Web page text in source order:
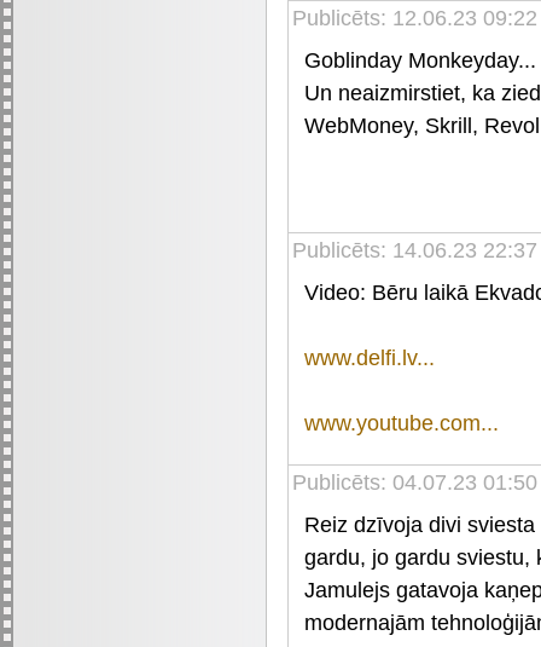
Publicēts: 12.06.23 09:22
Goblinday Monkeyday...
Un neaizmirstiet, ka
WebMoney, Skrill,
Publicēts: 14.06.23 22:37
Video: Bēru laikā
www.delfi.lv...
www.youtube.com...
Publicēts: 04.07.23 01:50
Reiz dzīvoja divi
gardu, jo gardu sviestu,
Jamulejs gatavoja
modernajām